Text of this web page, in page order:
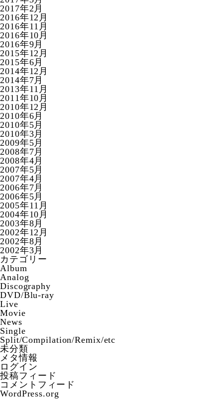
2017年2月
2016年12月
2016年11月
2016年10月
2016年9月
2015年12月
2015年6月
2014年12月
2014年7月
2013年11月
2011年10月
2010年12月
2010年6月
2010年5月
2010年3月
2009年5月
2008年7月
2008年4月
2007年5月
2007年4月
2006年7月
2006年5月
2005年11月
2004年10月
2003年8月
2002年12月
2002年8月
2002年3月
カテゴリー
Album
Analog
Discography
DVD/Blu-ray
Live
Movie
News
Single
Split/Compilation/Remix/etc
未分類
メタ情報
ログイン
投稿フィード
コメントフィード
WordPress.org